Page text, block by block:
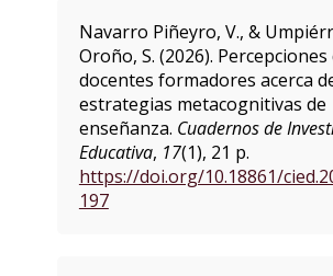
Navarro Piñeyro, V., &
Oroño, S. (2026). Percepciones
docentes formadores acerca
estrategias metacognitivas de
enseñanza. Cuadernos de
Educativa, 17(1), 21 p.
https://doi.org/10.18861/
197